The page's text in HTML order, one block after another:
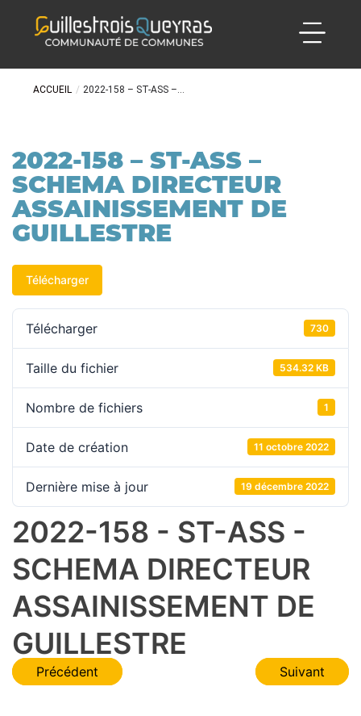
ACCUEIL / 2022-158 – ST-ASS –...
2022-158 – ST-ASS –
SCHEMA DIRECTEUR
ASSAINISSEMENT DE
GUILLESTRE
Télécharger
Télécharger 730
Taille du fichier 534.32 KB
Nombre de fichiers 1
Date de création 11 octobre 2022
Dernière mise à jour 19 décembre 2022
2022-158 - ST-ASS -
SCHEMA DIRECTEUR
ASSAINISSEMENT DE
GUILLESTRE
Navigation
Précédent Suivant